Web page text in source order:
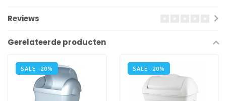
Reviews
Gerelateerde producten
SALE -20% SALE -20%